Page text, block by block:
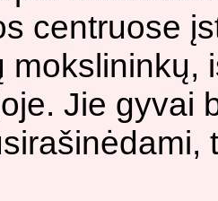
centruose
mokslininkų,
Jie gyvai